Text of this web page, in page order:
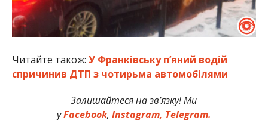
Читайте також: У Франківську п’яний водій
спричинив ДТП з чотирьма автомобілями
Залишайтеся на зв’язку! Ми
уFacebook, Instagram, Telegram.